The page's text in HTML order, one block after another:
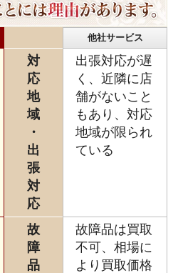
他社サービス
対
応
地
域
・
出
張
対
応
出張対応が遅
く、近隣に店
舗がないこと
もあり、対応
地域が限られ
ている
故
障
品
故障品は買取
不可、相場に
より買取価格